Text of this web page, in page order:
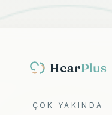
HearPlus
ÇOK YAKINDA